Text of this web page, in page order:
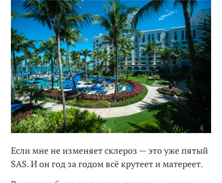
Если мне не изменяет склероз — это уже пятый
SAS. И он год за годом всё крутеет и матереет.